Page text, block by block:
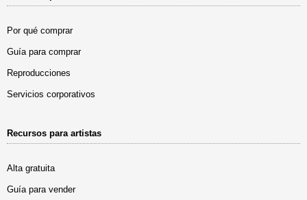
Por qué comprar
Guía para comprar
Reproducciones
Servicios corporativos
Recursos para artistas
Alta gratuita
Guía para vender